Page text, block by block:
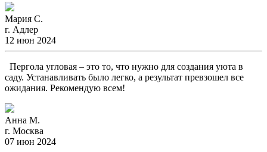
Мария С.
г. Адлер
12 июн 2024
Пергола угловая – это то, что нужно для создания уюта в
саду. Устанавливать было легко, а результат превзошел все
ожидания. Рекомендую всем!
Анна М.
г. Москва
07 июн 2024